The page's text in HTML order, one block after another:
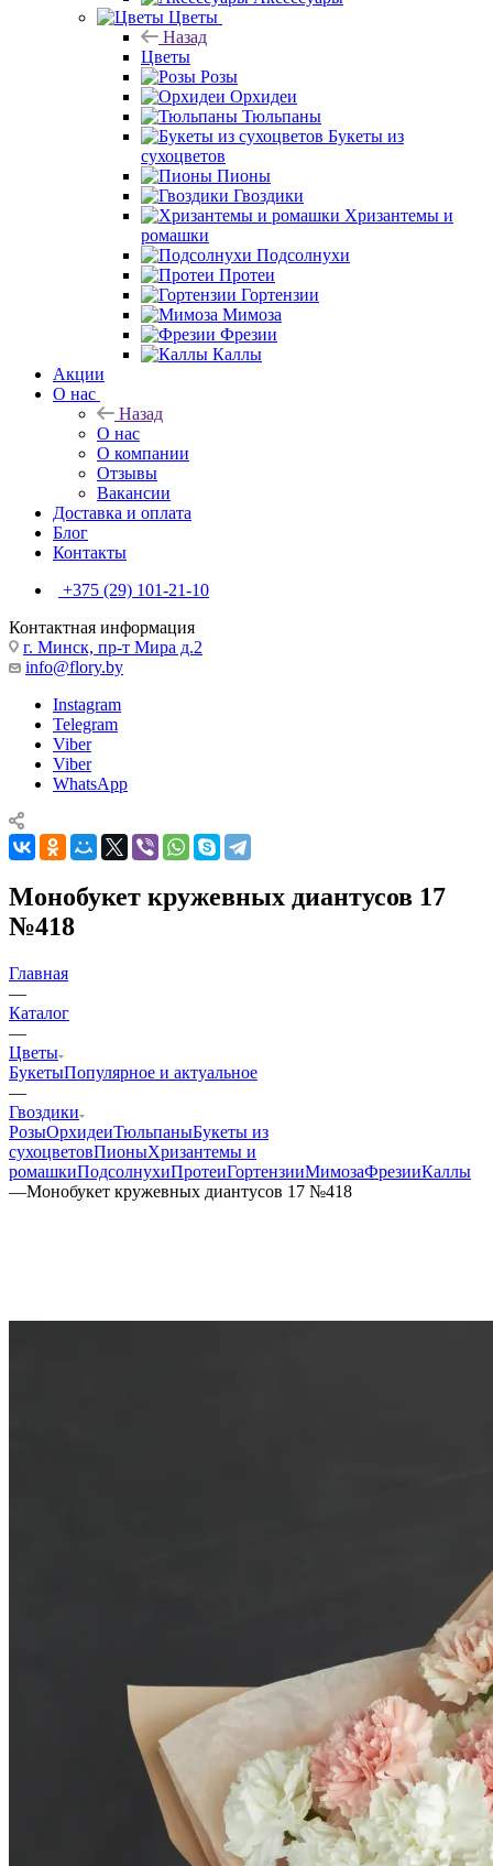
Цветы
Назад
Цветы
Розы
Орхидеи
Тюльпаны
Букеты из
сухоцветов
Пионы
Гвоздики
Хризантемы и
ромашки
Подсолнухи
Протеи
Гортензии
Мимоза
Фрезии
Каллы
Акции
О нас
Назад
О нас
О компании
Отзывы
Вакансии
Доставка и оплата
Блог
Контакты
+375 (29) 101-21-10
Контактная информация
г. Минск, пр-т Мира д.2
info@flory.by
Instagram
Telegram
Viber
Viber
WhatsApp
Монобукет кружевных диантусов 17
№418
Главная
—
Каталог
—
Цветы
БукетыПопулярное и актуальное
—
Гвоздики
РозыОрхидеиТюльпаныБукеты из
сухоцветовПионыХризантемы и
ромашкиПодсолнухиПротеиГортензииМимозаФрезииКаллы
—Монобукет кружевных диантусов 17 №418